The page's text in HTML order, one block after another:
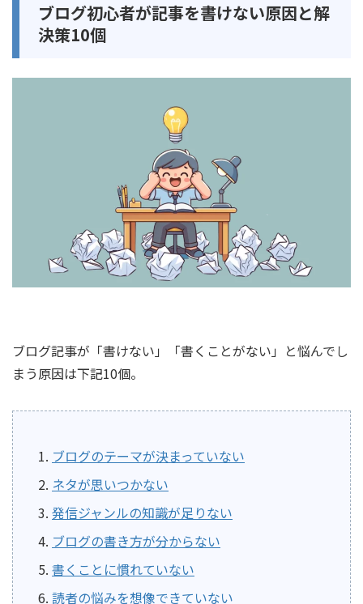
ブログ初心者が記事を書けない原因と解
決策10個
ブログ記事が「書けない」「書くことがない」と悩んでし
まう原因は下記10個。
ブログのテーマが決まっていない
ネタが思いつかない
発信ジャンルの知識が足りない
ブログの書き方が分からない
書くことに慣れていない
読者の悩みを想像できていない